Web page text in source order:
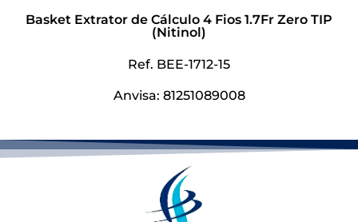
Basket Extrator de Cálculo 4 Fios 1.7Fr Zero TIP
(Nitinol)
Ref. BEE-1712-15
Anvisa: 81251089008